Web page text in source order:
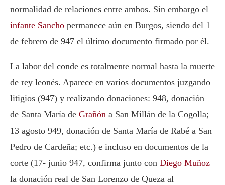
normalidad de relaciones entre ambos. Sin embargo el
infante Sancho permanece aún en Burgos, siendo del 1
de febrero de 947 el último documento firmado por él.
La labor del conde es totalmente normal hasta la muerte
de rey leonés. Aparece en varios documentos juzgando
litigios (947) y realizando donaciones: 948, donación
de Santa María de Grañón a San Millán de la Cogolla;
13 agosto 949, donación de Santa María de Rabé a San
Pedro de Cardeña; etc.) e incluso en documentos de la
corte (17- junio 947, confirma junto con Diego Muñoz
la donación real de San Lorenzo de Queza al